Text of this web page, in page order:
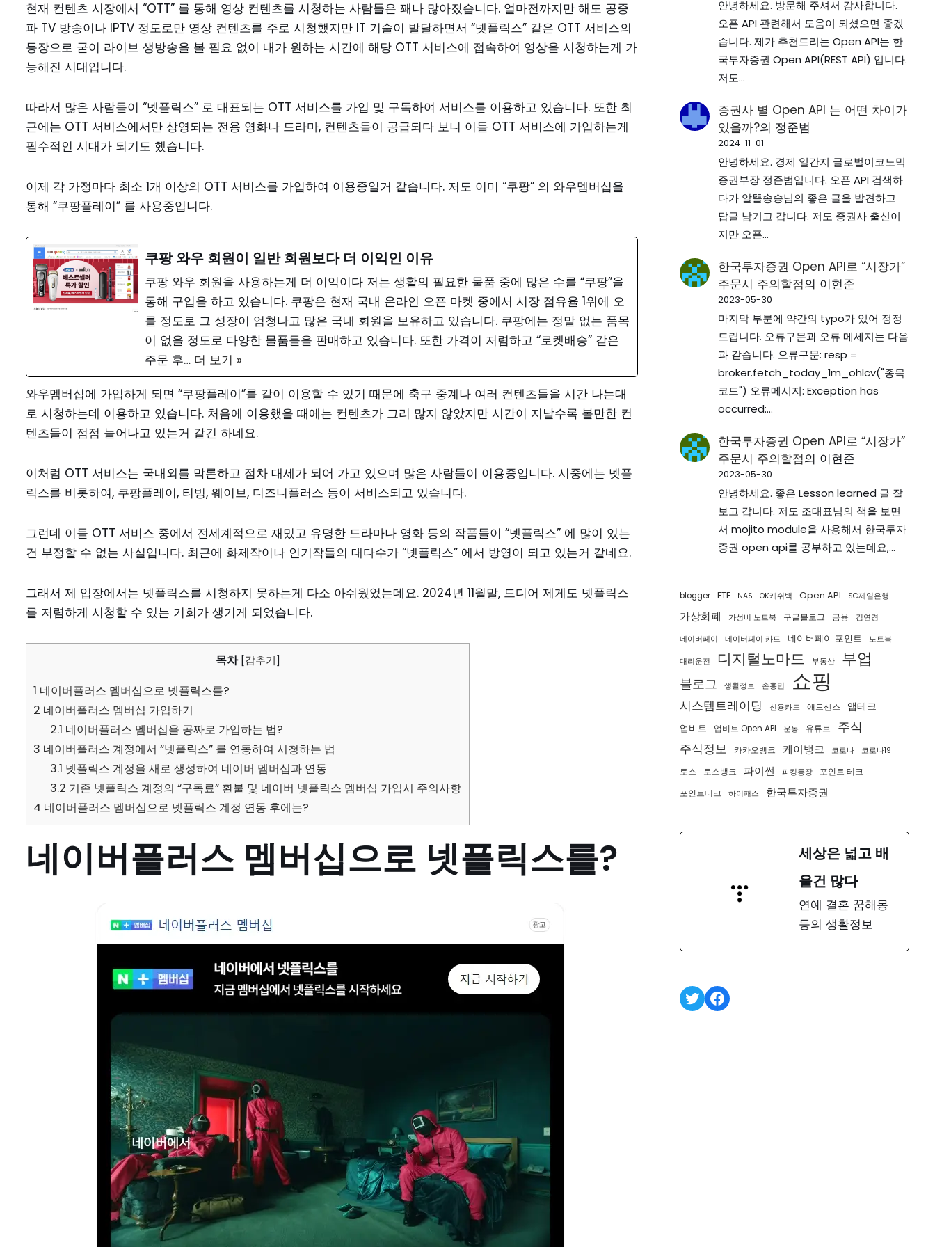
현재 컨텐츠 시장에서 “OTT” 를 통해 영상 컨텐츠를 시청하는 사람들은 꽤나 많아졌습니다. 얼마전까지만 해도 공중
파 TV 방송이나 IPTV 정도로만 영상 컨텐츠를 주로 시청했지만 IT 기술이 발달하면서 “넷플릭스” 같은 OTT 서비스의
등장으로 굳이 라이브 생방송을 볼 필요 없이 내가 원하는 시간에 해당 OTT 서비스에 접속하여 영상을 시청하는게 가
능해진 시대입니다.
따라서 많은 사람들이 “넷플릭스” 로 대표되는 OTT 서비스를 가입 및 구독하여 서비스를 이용하고 있습니다. 또한 최
근에는 OTT 서비스에서만 상영되는 전용 영화나 드라마, 컨텐츠들이 공급되다 보니 이들 OTT 서비스에 가입하는게
필수적인 시대가 되기도 했습니다.
이제 각 가정마다 최소 1개 이상의 OTT 서비스를 가입하여 이용중일거 같습니다. 저도 이미 “쿠팡” 의 와우멤버십을
통해 “쿠팡플레이” 를 사용중입니다.
쿠팡 와우 회원이 일반 회원보다 더 이익인 이유
쿠팡 와우 회원을 사용하는게 더 이익이다 저는 생활의 필요한 물품 중에 많은 수를 “쿠팡”을
통해 구입을 하고 있습니다. 쿠팡은 현재 국내 온라인 오픈 마켓 중에서 시장 점유율 1위에 오
를 정도로 그 성장이 엄청나고 많은 국내 회원을 보유하고 있습니다. 쿠팡에는 정말 없는 품목
이 없을 정도로 다양한 물품들을 판매하고 있습니다. 또한 가격이 저렴하고 “로켓배송” 같은
주문 후… 더 보기 »
와우멤버십에 가입하게 되면 “쿠팡플레이”를 같이 이용할 수 있기 때문에 축구 중계나 여러 컨텐츠들을 시간 나는대
로 시청하는데 이용하고 있습니다. 처음에 이용했을 때에는 컨텐츠가 그리 많지 않았지만 시간이 지날수록 볼만한 컨
텐츠들이 점점 늘어나고 있는거 같긴 하네요.
이처럼 OTT 서비스는 국내외를 막론하고 점차 대세가 되어 가고 있으며 많은 사람들이 이용중입니다. 시중에는 넷플
릭스를 비롯하여, 쿠팡플레이, 티빙, 웨이브, 디즈니플러스 등이 서비스되고 있습니다.
그런데 이들 OTT 서비스 중에서 전세계적으로 재밌고 유명한 드라마나 영화 등의 작품들이 “넷플릭스” 에 많이 있는
건 부정할 수 없는 사실입니다. 최근에 화제작이나 인기작들의 대다수가 “넷플릭스” 에서 방영이 되고 있는거 같네요.
그래서 제 입장에서는 넷플릭스를 시청하지 못하는게 다소 아쉬웠었는데요. 2024년 11월말, 드디어 제게도 넷플릭스
를 저렴하게 시청할 수 있는 기회가 생기게 되었습니다.
목차 [감추기 ]
1 네이버플러스 멤버십으로 넷플릭스를?
2 네이버플러스 멤버십 가입하기
2.1 네이버플러스 멤버십을 공짜로 가입하는 법?
3 네이버플러스 계정에서 “넷플릭스” 를 연동하여 시청하는 법
3.1 넷플릭스 계정을 새로 생성하여 네이버 멤버십과 연동
3.2 기존 넷플릭스 계정의 “구독료” 환불 및 네이버 넷플릭스 멤버십 가입시 주의사항
4 네이버플러스 멤버십으로 넷플릭스 계정 연동 후에는?
네이버플러스 멤버십으로 넷플릭스를?
안녕하세요. 방문해 주셔서 감사합니다.
오픈 API 관련해서 도움이 되셨으면 좋겠
습니다. 제가 추천드리는 Open API는 한
국투자증권 Open API(REST API) 입니다.
저도…
증권사 별 Open API 는 어떤 차이가
있을까?의 정준범
2024-11-01
안녕하세요. 경제 일간지 글로벌이코노믹
증권부장 정준범입니다. 오픈 API 검색하
다가 알뜰송송님의 좋은 글을 발견하고
답글 남기고 갑니다. 저도 증권사 출신이
지만 오픈…
한국투자증권 Open API로 “시장가”
주문시 주의할점의 이현준
2023-05-30
마지막 부분에 약간의 typo가 있어 정정
드립니다. 오류구문과 오류 메세지는 다음
과 같습니다. 오류구문: resp =
broker.fetch_today_1m_ohlcv("종목
코드") 오류메시지: Exception has
occurred:…
한국투자증권 Open API로 “시장가”
주문시 주의할점의 이현준
2023-05-30
안녕하세요. 좋은 Lesson learned 글 잘
보고 갑니다. 저도 조대표님의 책을 보면
서 mojito module을 사용해서 한국투자
증권 open api를 공부하고 있는데요,…
blogger ETF NAS OK캐쉬백 Open API SC제일은행
가상화폐 가성비 노트북 구글블로그 금융 김연경
네이버페이 네이버페이 카드 네이버페이 포인트 노트북
대리운전 디지털노마드 부동산 부업
블로그 생활정보 손흥민 쇼핑
시스템트레이딩 신용카드 애드센스 앱테크
업비트 업비트 Open API 운동 유튜브 주식
주식정보 카카오뱅크 케이뱅크 코로나 코로나19
토스 토스뱅크 파이썬 파킹통장
포인트 테크
포인트테크
하이패스 한국투자증권
세상은 넓고 배
울건 많다
연예 결혼 꿈해몽
등의 생활정보